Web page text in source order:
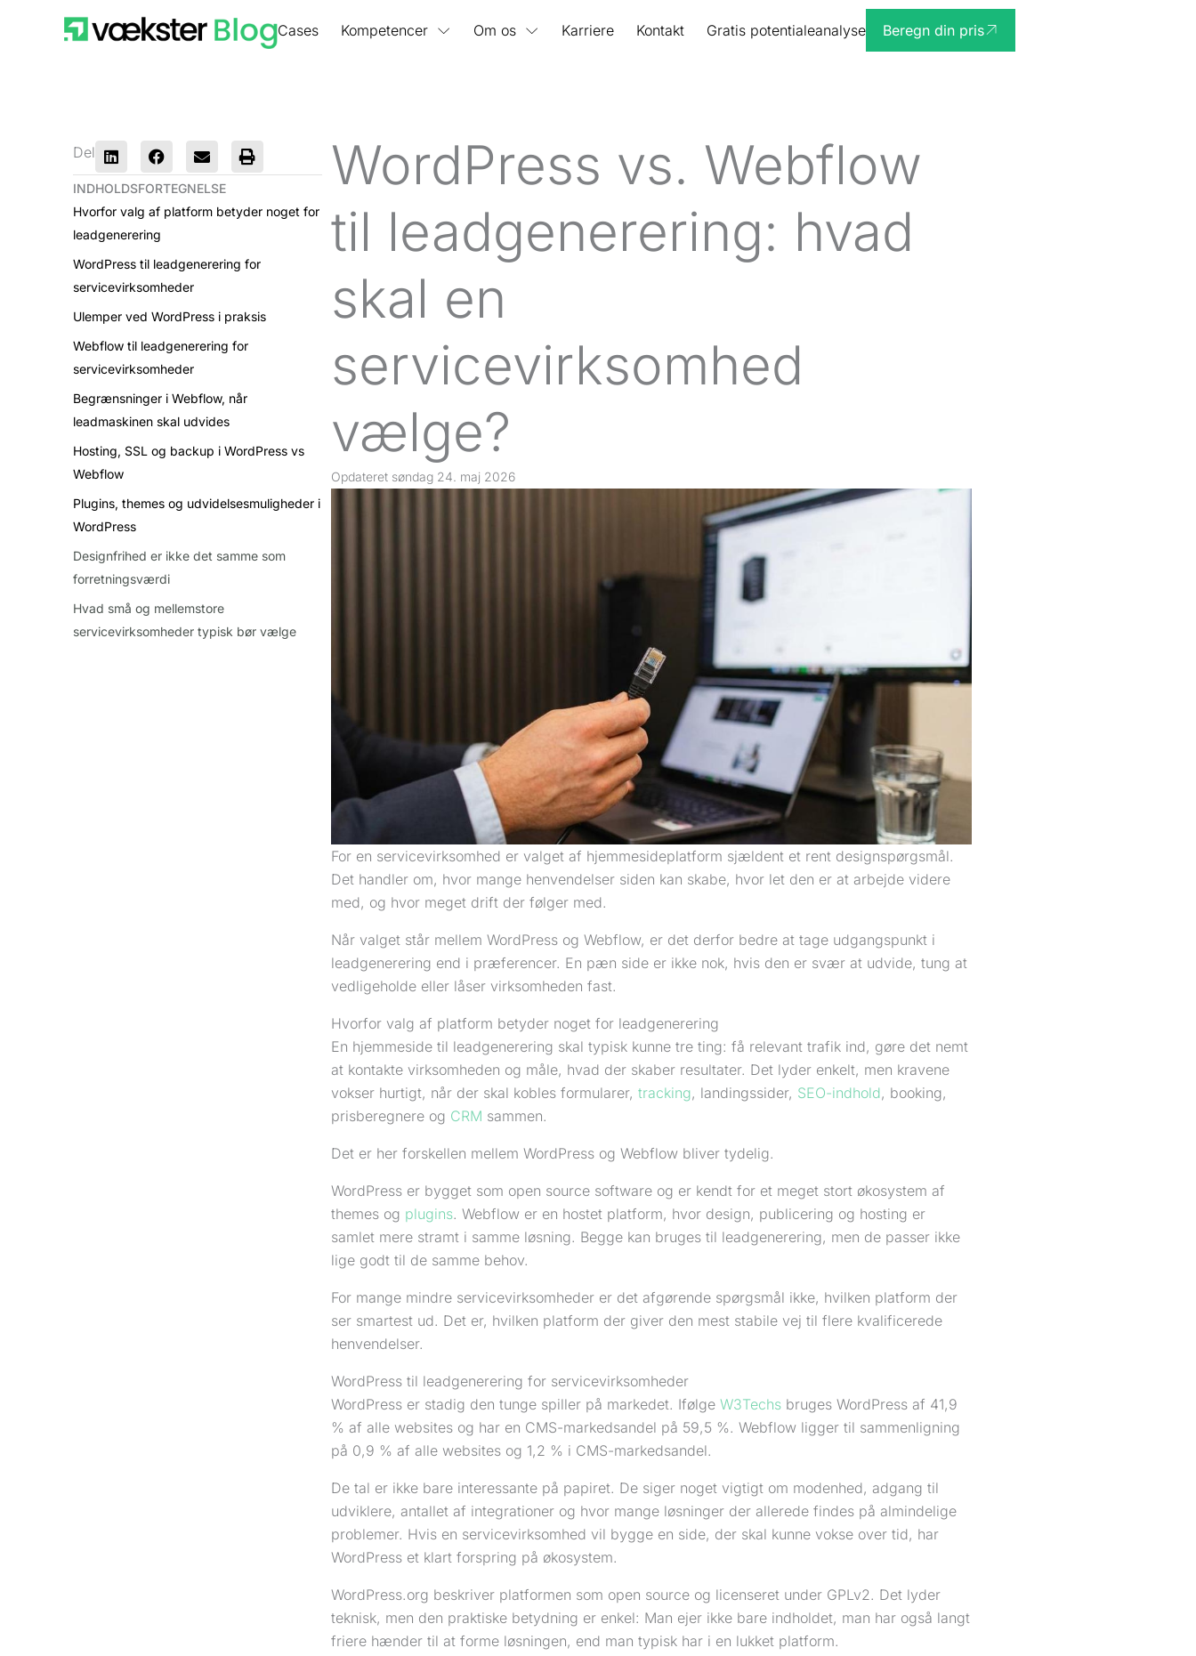
Cases Kompetencer Om os Karriere Kontakt Gratis potentialeanalyse Beregn din pris
Del
INDHOLDSFORTEGNELSE
Hvorfor valg af platform betyder noget for
leadgenerering
WordPress til leadgenerering for
servicevirksomheder
Ulemper ved WordPress i praksis
Webflow til leadgenerering for
servicevirksomheder
Begrænsninger i Webflow, når
leadmaskinen skal udvides
Hosting, SSL og backup i WordPress vs
Webflow
Plugins, themes og udvidelsesmuligheder i
WordPress
Designfrihed er ikke det samme som
forretningsværdi
Hvad små og mellemstore
servicevirksomheder typisk bør vælge
WordPress vs. Webflow
til leadgenerering: hvad
skal en
servicevirksomhed
vælge?
Opdateret søndag 24. maj 2026
For en servicevirksomhed er valget af hjemmesideplatform sjældent et rent designspørgsmål.
Det handler om, hvor mange henvendelser siden kan skabe, hvor let den er at arbejde videre
med, og hvor meget drift der følger med.
Når valget står mellem WordPress og Webflow, er det derfor bedre at tage udgangspunkt i
leadgenerering end i præferencer. En pæn side er ikke nok, hvis den er svær at udvide, tung at
vedligeholde eller låser virksomheden fast.
Hvorfor valg af platform betyder noget for leadgenerering
En hjemmeside til leadgenerering skal typisk kunne tre ting: få relevant trafik ind, gøre det nemt
at kontakte virksomheden og måle, hvad der skaber resultater. Det lyder enkelt, men kravene
vokser hurtigt, når der skal kobles formularer, tracking, landingssider, SEO-indhold, booking,
prisberegnere og CRM sammen.
Det er her forskellen mellem WordPress og Webflow bliver tydelig.
WordPress er bygget som open source software og er kendt for et meget stort økosystem af
themes og plugins. Webflow er en hostet platform, hvor design, publicering og hosting er
samlet mere stramt i samme løsning. Begge kan bruges til leadgenerering, men de passer ikke
lige godt til de samme behov.
For mange mindre servicevirksomheder er det afgørende spørgsmål ikke, hvilken platform der
ser smartest ud. Det er, hvilken platform der giver den mest stabile vej til flere kvalificerede
henvendelser.
WordPress til leadgenerering for servicevirksomheder
WordPress er stadig den tunge spiller på markedet. Ifølge W3Techs bruges WordPress af 41,9
% af alle websites og har en CMS-markedsandel på 59,5 %. Webflow ligger til sammenligning
på 0,9 % af alle websites og 1,2 % i CMS-markedsandel.
De tal er ikke bare interessante på papiret. De siger noget vigtigt om modenhed, adgang til
udviklere, antallet af integrationer og hvor mange løsninger der allerede findes på almindelige
problemer. Hvis en servicevirksomhed vil bygge en side, der skal kunne vokse over tid, har
WordPress et klart forspring på økosystem.
WordPress.org beskriver platformen som open source og licenseret under GPLv2. Det lyder
teknisk, men den praktiske betydning er enkel: Man ejer ikke bare indholdet, man har også langt
friere hænder til at forme løsningen, end man typisk har i en lukket platform.